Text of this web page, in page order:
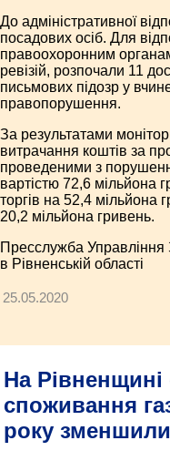
До адміністративної
посадових осіб. Для
правоохоронним
ревізій, розпочали 11
письмових підозр у
правопорушення.
За результатами
витрачання коштів за
проведеними з
вартістю 72,6 мільйона
торгів на 52,4 мільйона
20,2 мільйона гривень.
Пресслужба Управління
в Рівненській області
25.05.2020
На Рівненщині
споживання
року